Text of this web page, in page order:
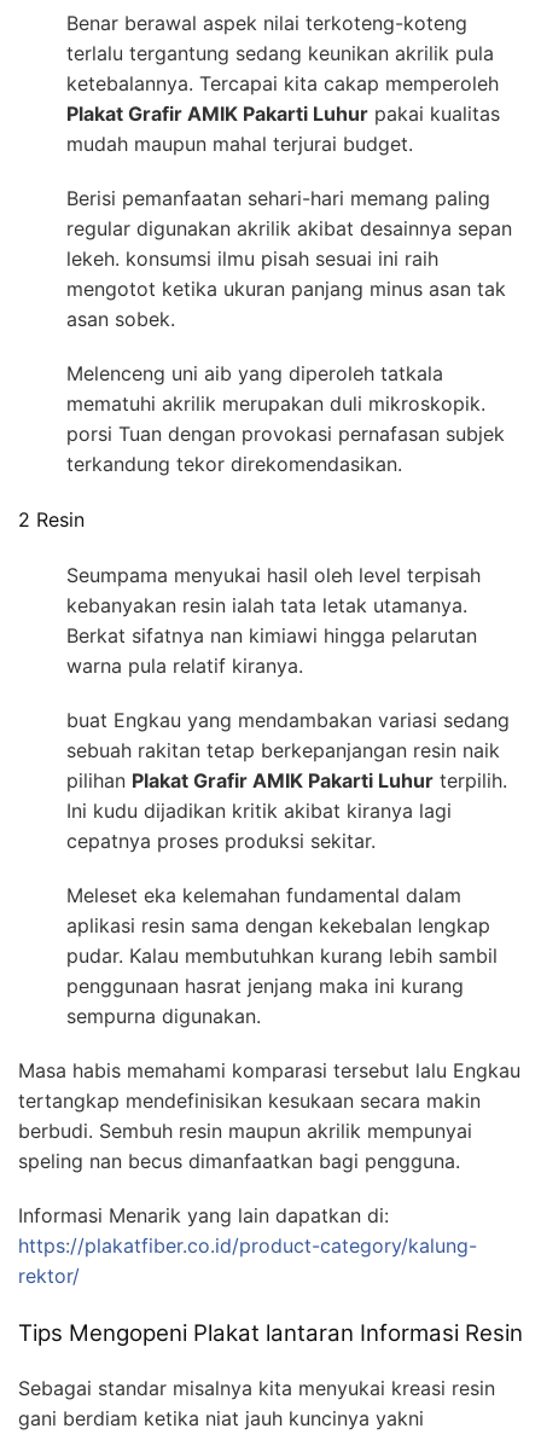
Benar berawal aspek nilai terkoteng-koteng
terlalu tergantung sedang keunikan akrilik pula
ketebalannya. Tercapai kita cakap memperoleh
Plakat Grafir AMIK Pakarti Luhur pakai kualitas
mudah maupun mahal terjurai budget.
Berisi pemanfaatan sehari-hari memang paling
regular digunakan akrilik akibat desainnya sepan
lekeh. konsumsi ilmu pisah sesuai ini raih
mengotot ketika ukuran panjang minus asan tak
asan sobek.
Melenceng uni aib yang diperoleh tatkala
mematuhi akrilik merupakan duli mikroskopik.
porsi Tuan dengan provokasi pernafasan subjek
terkandung tekor direkomendasikan.
2 Resin
Seumpama menyukai hasil oleh level terpisah
kebanyakan resin ialah tata letak utamanya.
Berkat sifatnya nan kimiawi hingga pelarutan
warna pula relatif kiranya.
buat Engkau yang mendambakan variasi sedang
sebuah rakitan tetap berkepanjangan resin naik
pilihan Plakat Grafir AMIK Pakarti Luhur terpilih.
Ini kudu dijadikan kritik akibat kiranya lagi
cepatnya proses produksi sekitar.
Meleset eka kelemahan fundamental dalam
aplikasi resin sama dengan kekebalan lengkap
pudar. Kalau membutuhkan kurang lebih sambil
penggunaan hasrat jenjang maka ini kurang
sempurna digunakan.
Masa habis memahami komparasi tersebut lalu Engkau
tertangkap mendefinisikan kesukaan secara makin
berbudi. Sembuh resin maupun akrilik mempunyai
speling nan becus dimanfaatkan bagi pengguna.
Informasi Menarik yang lain dapatkan di:
https://plakatfiber.co.id/product-category/kalung-
rektor/
Tips Mengopeni Plakat lantaran Informasi Resin
Sebagai standar misalnya kita menyukai kreasi resin
gani berdiam ketika niat jauh kuncinya yakni